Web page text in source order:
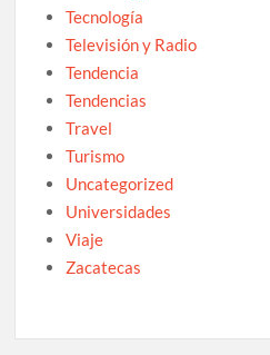
Tecnología
Televisión y Radio
Tendencia
Tendencias
Travel
Turismo
Uncategorized
Universidades
Viaje
Zacatecas